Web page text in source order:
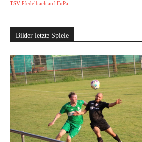
TSV Pfedelbach auf FuPa
Bilder letzte Spiele